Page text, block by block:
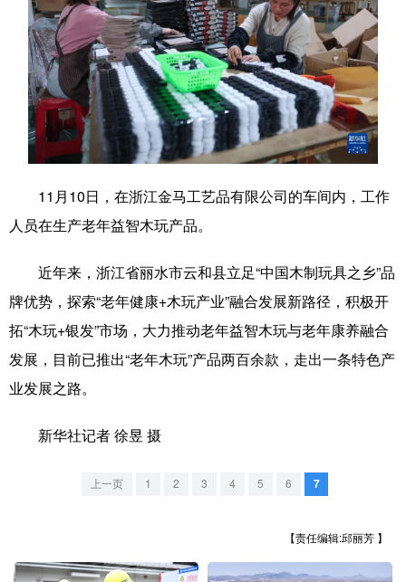
访谈 视频 图片 政务
法律 中央文件 金融 汽车
食品 人居 信息化 数字经济
学术中国 乡村振兴 银龄 溯源中国
彩票 娱乐
文化产业
地方频道
辽宁 吉林
安徽 福建
11月10日，在浙江金马工艺品有限公司的车间内，工作
人员在生产老年益智木玩产品。
近年来，浙江省丽水市云和县立足“中国木制玩具之乡”品
牌优势，探索“老年健康+木玩产业”融合发展新路径，积极开
拓“木玩+银发”市场，大力推动老年益智木玩与老年康养融合
发展，目前已推出“老年木玩”产品两百余款，走出一条特色产
业发展之路。
新华社记者 徐昱 摄
上一页 1 2 3 4 5 6 7
【责任编辑:邱丽芳 】